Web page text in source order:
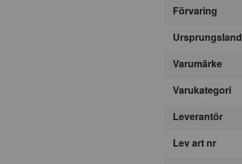
Förvaring
Ursprungsland
Varumärke
Varukategori
Leverantör
Lev art nr